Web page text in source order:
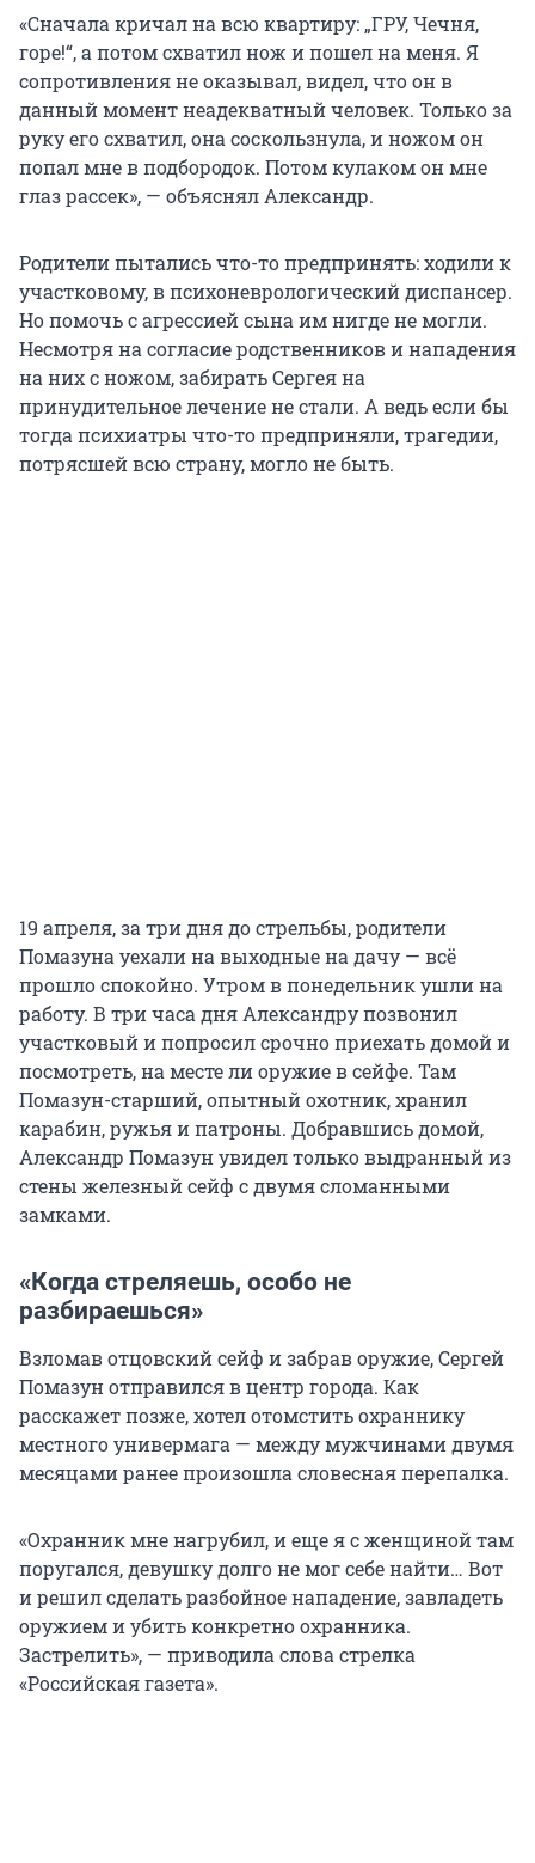
«Сначала кричал на всю квартиру: „ГРУ, Чечня,
горе!“, а потом схватил нож и пошел на меня. Я
сопротивления не оказывал, видел, что он в
данный момент неадекватный человек. Только за
руку его схватил, она соскользнула, и ножом он
попал мне в подбородок. Потом кулаком он мне
глаз рассек», — объяснял Александр.
Родители пытались что-то предпринять: ходили к
участковому, в психоневрологический диспансер.
Но помочь с агрессией сына им нигде не могли.
Несмотря на согласие родственников и нападения
на них с ножом, забирать Сергея на
принудительное лечение не стали. А ведь если бы
тогда психиатры что-то предприняли, трагедии,
потрясшей всю страну, могло не быть.
19 апреля, за три дня до стрельбы, родители
Помазуна уехали на выходные на дачу — всё
прошло спокойно. Утром в понедельник ушли на
работу. В три часа дня Александру позвонил
участковый и попросил срочно приехать домой и
посмотреть, на месте ли оружие в сейфе. Там
Помазун-старший, опытный охотник, хранил
карабин, ружья и патроны. Добравшись домой,
Александр Помазун увидел только выдранный из
стены железный сейф с двумя сломанными
замками.
«Когда стреляешь, особо не
разбираешься»
Взломав отцовский сейф и забрав оружие, Сергей
Помазун отправился в центр города. Как
расскажет позже, хотел отомстить охраннику
местного универмага — между мужчинами двумя
месяцами ранее произошла словесная перепалка.
«Охранник мне нагрубил, и еще я с женщиной там
поругался, девушку долго не мог себе найти… Вот
и решил сделать разбойное нападение, завладеть
оружием и убить конкретно охранника.
Застрелить», — приводила слова стрелка
«Российская газета».